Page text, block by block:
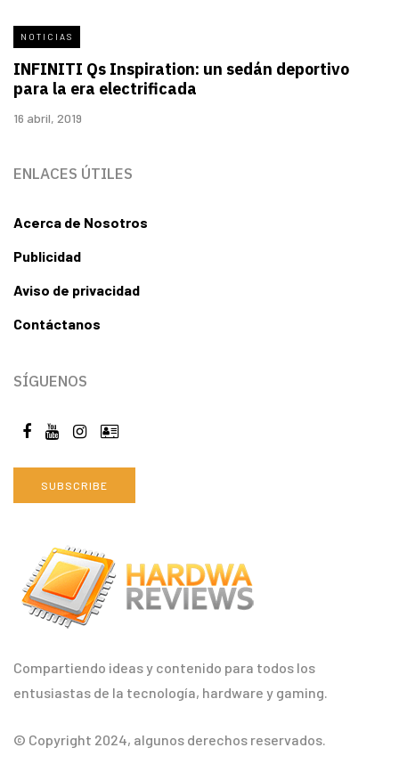
Compartiendo ideas y contenido para todos los
entusiastas de la tecnología, hardware y gaming.
© Copyright 2024, algunos derechos reservados.
NOTICIAS
INFINITI Qs Inspiration: un sedán deportivo
para la era electrificada
16 abril, 2019
ENLACES ÚTILES
Acerca de Nosotros
Publicidad
Aviso de privacidad
Contáctanos
SÍGUENOS
SUBSCRIBE